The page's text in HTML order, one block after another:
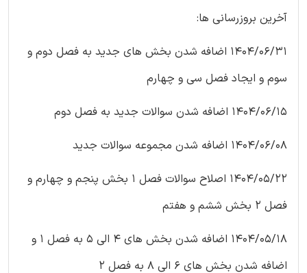
آخرین بروزرسانی ها:
1404/06/31 اضافه شدن بخش های جدید به فصل دوم و
سوم و ایجاد فصل سی و چهارم
1404/06/15 اضافه شدن سوالات جدید به فصل دوم
1404/06/08 اضافه شدن مجموعه سوالات جدید
1404/05/22 اصلاح سوالات فصل 1 بخش پنجم و چهارم و
فصل 2 بخش ششم و هفتم
1404/05/18 اضافه شدن بخش های 4 الی 5 به فصل 1 و
اضافه شدن بخش های 6 الی 8 به فصل 2